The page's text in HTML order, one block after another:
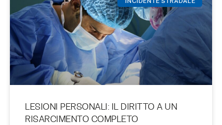
LESIONI PERSONALI: IL DIRITTO A UN
RISARCIMENTO COMPLETO